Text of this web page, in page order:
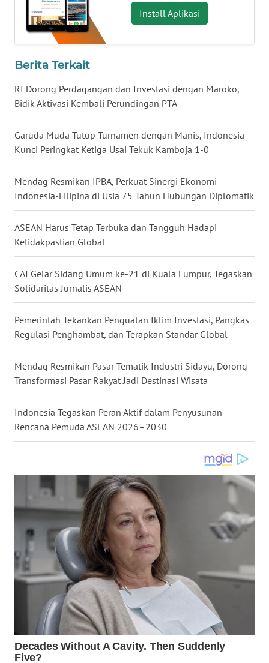
Install Aplikasi
Berita Terkait
RI Dorong Perdagangan dan Investasi dengan Maroko,
Bidik Aktivasi Kembali Perundingan PTA
Garuda Muda Tutup Turnamen dengan Manis, Indonesia
Kunci Peringkat Ketiga Usai Tekuk Kamboja 1-0
Mendag Resmikan IPBA, Perkuat Sinergi Ekonomi
Indonesia-Filipina di Usia 75 Tahun Hubungan Diplomatik
ASEAN Harus Tetap Terbuka dan Tangguh Hadapi
Ketidakpastian Global
CAJ Gelar Sidang Umum ke-21 di Kuala Lumpur, Tegaskan
Solidaritas Jurnalis ASEAN
Pemerintah Tekankan Penguatan Iklim Investasi, Pangkas
Regulasi Penghambat, dan Terapkan Standar Global
Mendag Resmikan Pasar Tematik Industri Sidayu, Dorong
Transformasi Pasar Rakyat Jadi Destinasi Wisata
Indonesia Tegaskan Peran Aktif dalam Penyusunan
Rencana Pemuda ASEAN 2026–2030
WN
BABEL
WN
WN
SUMSEL
WN
BENGKULU
WN
LAMPUNG
WN
WN
JOGJA
WN
JATIM
WN
BALI
KALBAR
WN
KALTENG
KALTARA
KALSEL
KALTIM